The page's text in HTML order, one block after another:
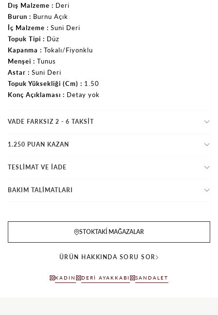
Dış Malzeme
Deri
Burun
Burnu Açık
İç Malzeme
Suni Deri
Topuk Tipi
Düz
Kapanma
Tokalı/Fiyonklu
Menşei
Tunus
Astar
Suni Deri
Topuk Yüksekliği (Cm)
1.50
Konç Açıklaması
Detay yok
VADE FARKSIZ 2 - 6 TAKSIT
1.250 PUAN KAZAN
TESLİMAT VE İADE
BAKIM TALİMATLARI
STOKTAKI MAĞAZALAR
ÜRÜN HAKKINDA SORU SOR
KADIN DERI AYAKKABI SANDALET